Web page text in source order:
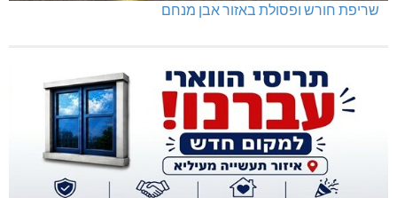
שריפת חורש ופסולת באזור אבן מנחם